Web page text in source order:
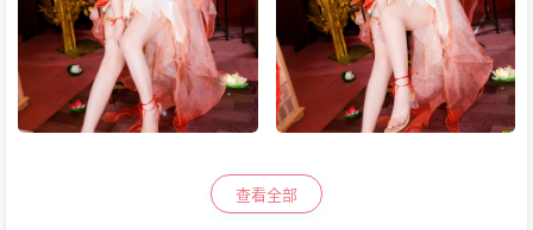
查看全部